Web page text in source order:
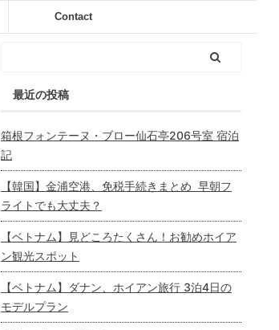
Contact
最近の投稿
箱根フォンテーヌ・ブロー仙石亭206号室 宿泊
記
【韓国】金浦空港、免税手続きまとめ 早朝フ
ライトでも大丈夫？
【ベトナム】見どころたくさん！お勧めホイア
ン観光スポット
【ベトナム】ダナン、ホイアン旅行 3泊4日の
モデルプラン